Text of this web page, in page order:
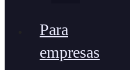
Para
empresas